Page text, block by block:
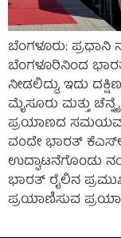
ಬೆಂಗಳೂರು: ಪ್ರಧಾನಿ
ಬೆಂಗಳೂರಿನಿಂದ
ನೀಡಲಿದ್ದು, ಇದು
ಮೈಸೂರು ಮತ್ತು
ಪ್ರಯಾಣದ
ವಂದೇ ಭಾರತ್‌
ಉದ್ಘಾಟನೆಗೊಂಡು
ಭಾರತ್ ರೈಲಿನ
ಪ್ರಯಾಣಿಸುವ